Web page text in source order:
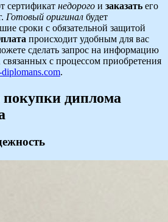
сертификат недорого и заказать его
Готовый оригинал будет
сроки с обязательной защитой
происходит удобным для вас
сделать запрос на информацию
связанных с процессом приобретения
.
диплома